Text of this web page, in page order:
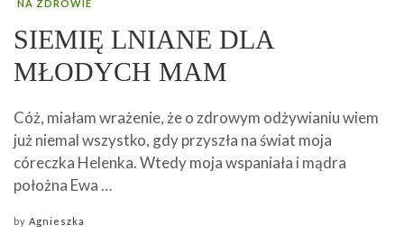
NA ZDROWIE
SIEMIĘ LNIANE DLA
MŁODYCH MAM
Cóż, miałam wrażenie, że o zdrowym odżywianiu wiem
już niemal wszystko, gdy przyszła na świat moja
córeczka Helenka. Wtedy moja wspaniała i mądra
położna Ewa …
by Agnieszka